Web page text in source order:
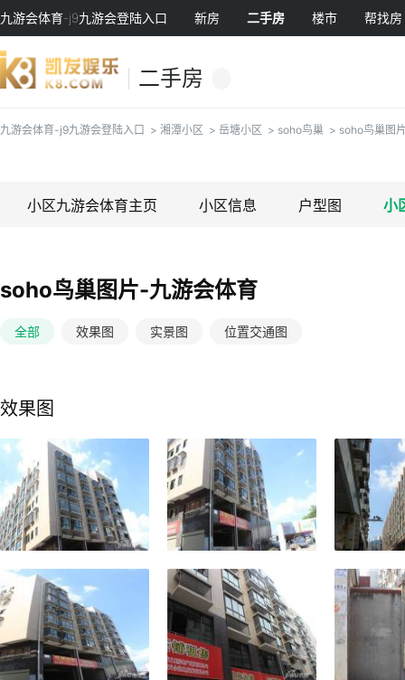
九游会体育-j9九游会登陆入口 新房 二手房 楼市 帮找房
二手房
九游会体育-j9九游会登陆入口 > 湘潭小区 > 岳塘小区 > soho鸟巢 > soho鸟巢图
小区九游会体育主页 小区信息 户型图 小
soho鸟巢图片-九游会体育
全部 效果图 实景图 位置交通图
效果图